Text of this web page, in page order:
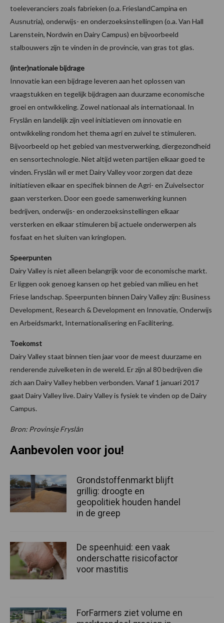
toeleveranciers zoals fabrieken (o.a. FrieslandCampina en
Ausnutria), onderwijs- en onderzoeksinstellingen (o.a. Van Hall
Larenstein, Nordwin en Dairy Campus) en bijvoorbeeld
stalbouwers zijn te vinden in de provincie, van gras tot glas.
(inter)nationale bijdrage
Innovatie kan een bijdrage leveren aan het oplossen van
vraagstukken en tegelijk bijdragen aan duurzame economische
groei en ontwikkeling. Zowel nationaal als internationaal. In
Fryslân en landelijk zijn veel initiatieven om innovatie en
ontwikkeling rondom het thema agri en zuivel te stimuleren.
Bijvoorbeeld op het gebied van mestverwerking, diergezondheid
en sensortechnologie. Niet altijd weten partijen elkaar goed te
vinden. Fryslân wil er met Dairy Valley voor zorgen dat deze
initiatieven elkaar en specifiek binnen de Agri- en Zuivelsector
gaan versterken. Door een goede samenwerking kunnen
bedrijven, onderwijs- en onderzoeksinstellingen elkaar
versterken en elkaar stimuleren bij actuele onderwerpen als
fosfaat en het sluiten van kringlopen.
Speerpunten
Dairy Valley is niet alleen belangrijk voor de economische markt.
Er liggen ook genoeg kansen op het gebied van milieu en het
Friese landschap. Speerpunten binnen Dairy Valley zijn: Business
Development, Research & Development en Innovatie, Onderwijs
en Arbeidsmarkt, Internationalisering en Facilitering.
Toekomst
Dairy Valley staat binnen tien jaar voor de meest duurzame en
renderende zuivelketen in de wereld. Er zijn al 80 bedrijven die
zich aan Dairy Valley hebben verbonden. Vanaf 1 januari 2017
gaat Dairy Valley live. Dairy Valley is fysiek te vinden op de Dairy
Campus.
Bron: Provinsje Fryslân
Aanbevolen voor jou!
Grondstoffenmarkt blijft
grillig: droogte en
geopolitiek houden handel
in de greep
De speenhuid: een vaak
onderschatte risicofactor
voor mastitis
ForFarmers ziet volume en